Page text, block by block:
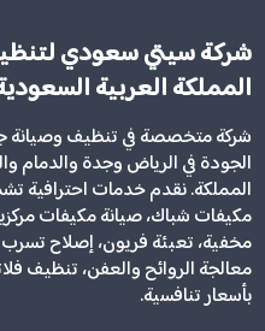
شركة سيتي سعودي
المملكة العربية
شركة متخصصة في تنظيف وصيانة
الجودة في الرياض وجدة والدمام
المملكة. نقدم خدمات
مكيفات شباك، صيانة مكيفات
مخفية، تعبئة فريون، إصلاح تسرب
معالجة الروائح والعفن، تنظيف
بأسعار تنافسية.